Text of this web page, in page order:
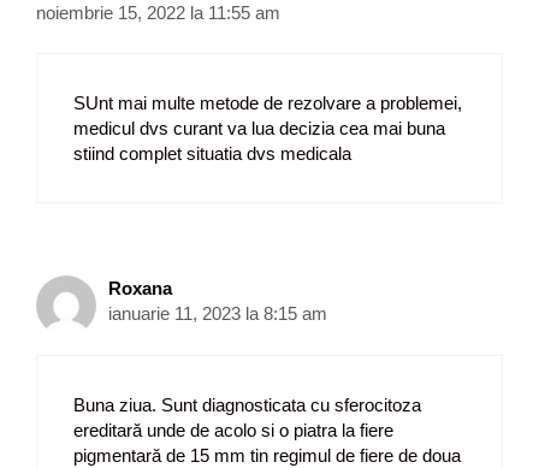
noiembrie 15, 2022 la 11:55 am
SUnt mai multe metode de rezolvare a problemei,
medicul dvs curant va lua decizia cea mai buna
stiind complet situatia dvs medicala
Roxana
ianuarie 11, 2023 la 8:15 am
Buna ziua. Sunt diagnosticata cu sferocitoza
ereditară unde de acolo si o piatra la fiere
pigmentară de 15 mm tin regimul de fiere de doua